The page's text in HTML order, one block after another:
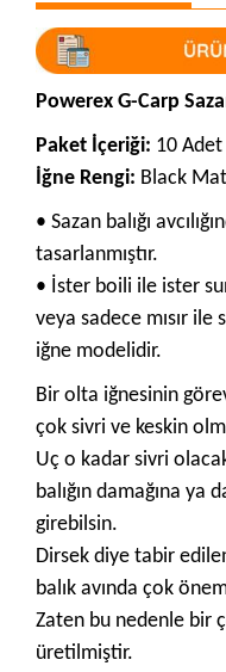
Powerex G-Carp
Paket İçeriği: 10 Adet
İğne Rengi: Black Mat
• Sazan balığı
tasarlanmıştır.
• İster boili ile ister
veya sadece mısır ile
iğne modelidir.
Bir olta iğnesinin
çok sivri ve keskin
Uç o kadar sivri
balığın damağına ya
girebilsin.
Dirsek diye tabir
balık avında çok
Zaten bu nedenle bir
üretilmiştir.